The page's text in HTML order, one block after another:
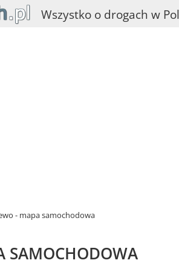
Wszystko o drogach w
- mapa samochodowa
SAMOCHODOWA